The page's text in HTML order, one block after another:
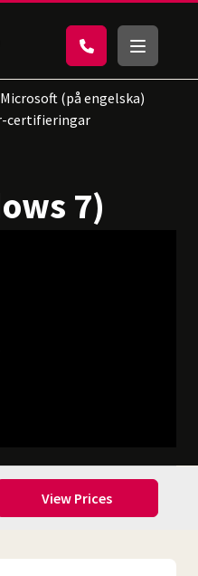
Microsoft (på engelska)
certifieringar
7)
View Prices